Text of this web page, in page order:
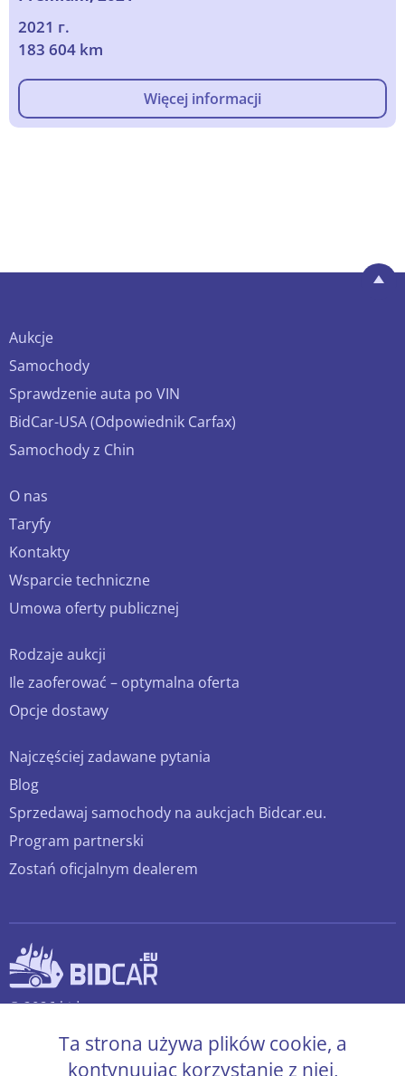
2021 г.
183 604 km
Więcej informacji
Aukcje
Samochody
Sprawdzenie auta po VIN
BidCar-USA (Odpowiednik Carfax)
Samochody z Chin
O nas
Taryfy
Kontakty
Wsparcie techniczne
Umowa oferty publicznej
Rodzaje aukcji
Ile zaoferować – optymalna oferta
Opcje dostawy
Najczęściej zadawane pytania
Blog
Sprzedawaj samochody na aukcjach Bidcar.eu.
Program partnerski
Zostań oficjalnym dealerem
© 2026 bidcar.eu
Ta strona używa plików cookie, a
kontynuując korzystanie z niej,